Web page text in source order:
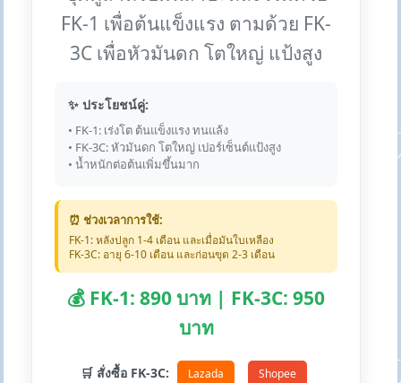
FK-1 เพื่อต้นแข็งแรง ตามด้วย FK-
3C เพื่อหัวมันดก โตใหญ่ แป้งสูง
✨ ประโยชน์คู่:
• FK-1: เร่งโต ต้นแข็งแรง ทนแล้ง
• FK-3C: หัวมันดก โตใหญ่ เปอร์เซ็นต์แป้งสูง
• น้ำหนักต่อต้นเพิ่มขึ้นมาก
⏰ ช่วงเวลาการใช้:
FK-1: หลังปลูก 1-4 เดือน และเมื่อมันใบเหลือง
FK-3C: อายุ 6-10 เดือน และก่อนขุด 2-3 เดือน
💰 FK-1: 890 บาท | FK-3C: 950
บาท
🛒 สั่งซื้อ FK-3C: Lazada Shopee